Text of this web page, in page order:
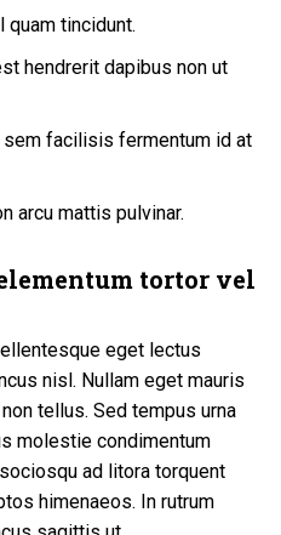
tincidunt.
hendrerit dapibus non ut
facilisis fermentum id at
arcu mattis pulvinar.
tortor vel
eget lectus
nisl. Nullam eget mauris
tellus. Sed tempus urna
molestie condimentum
ad litora torquent
himenaeos. In rutrum